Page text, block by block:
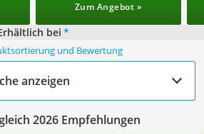
Zum Angebot »
bei *
und Bewertung
anzeigen
2026 Empfehlungen